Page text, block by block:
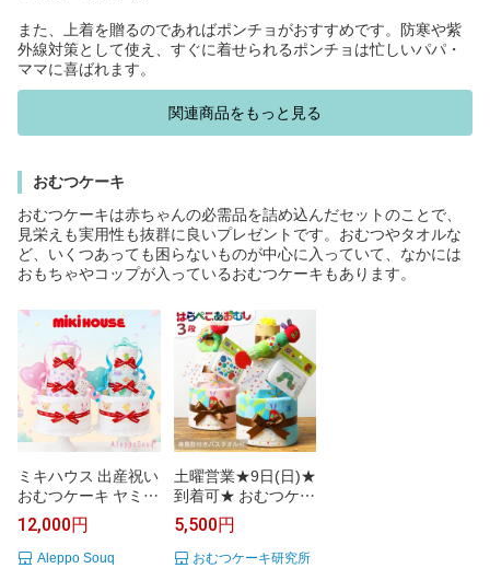
また、上着を贈るのであればポンチョがおすすめです。防寒や紫
外線対策として使え、すぐに着せられるポンチョは忙しいパパ・
ママに喜ばれます。
関連商品をもっと見る
おむつケーキ
おむつケーキは赤ちゃんの必需品を詰め込んだセットのことで、
見栄えも実用性も抜群に良いプレゼントです。おむつやタオルな
ど、いくつあっても困らないものが中心に入っていて、なかには
おもちゃやコップが入っているおむつケーキもあります。
ミキハウス 出産祝い
おむつケーキ ヤミー
タイム BIG 3段 おむ
つケーキ 名入れ 刺
繍無料 湯上げ おく
12,000円
Aleppo Souq
土曜営業★9日(日)★
到着可★ おむつケー
キ はらぺこあおむし
出産祝い 1位 名入れ
刺繍 オムツケーキ 3
5,500円
おむつケーキ研究所